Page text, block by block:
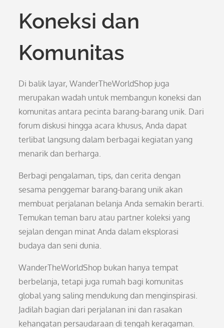
Koneksi dan
Komunitas
Di balik layar, WanderTheWorldShop juga
merupakan wadah untuk membangun koneksi dan
komunitas antara pecinta barang-barang unik. Dari
forum diskusi hingga acara khusus, Anda dapat
terlibat langsung dalam berbagai kegiatan yang
menarik dan berharga.
Berbagi pengalaman, tips, dan cerita dengan
sesama penggemar barang-barang unik akan
membuat perjalanan belanja Anda semakin berarti.
Temukan teman baru atau partner koleksi yang
sejalan dengan minat Anda dalam eksplorasi
budaya dan seni dunia.
WanderTheWorldShop bukan hanya tempat
berbelanja, tetapi juga rumah bagi komunitas
global yang saling mendukung dan menginspirasi.
Jadilah bagian dari perjalanan ini dan rasakan
kehangatan persaudaraan di tengah keragaman.